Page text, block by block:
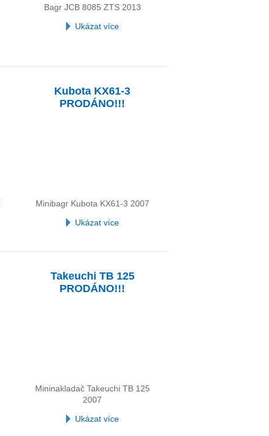
Bagr JCB 8085 ZTS 2013
Ukázat více
Kubota KX61-3
PRODÁNO!!!
Minibagr Kubota KX61-3 2007
Ukázat více
Takeuchi TB 125
PRODÁNO!!!
Mininakladač Takeuchi TB 125
2007
Ukázat více